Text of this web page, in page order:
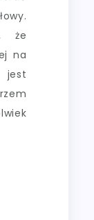
że
na
jest